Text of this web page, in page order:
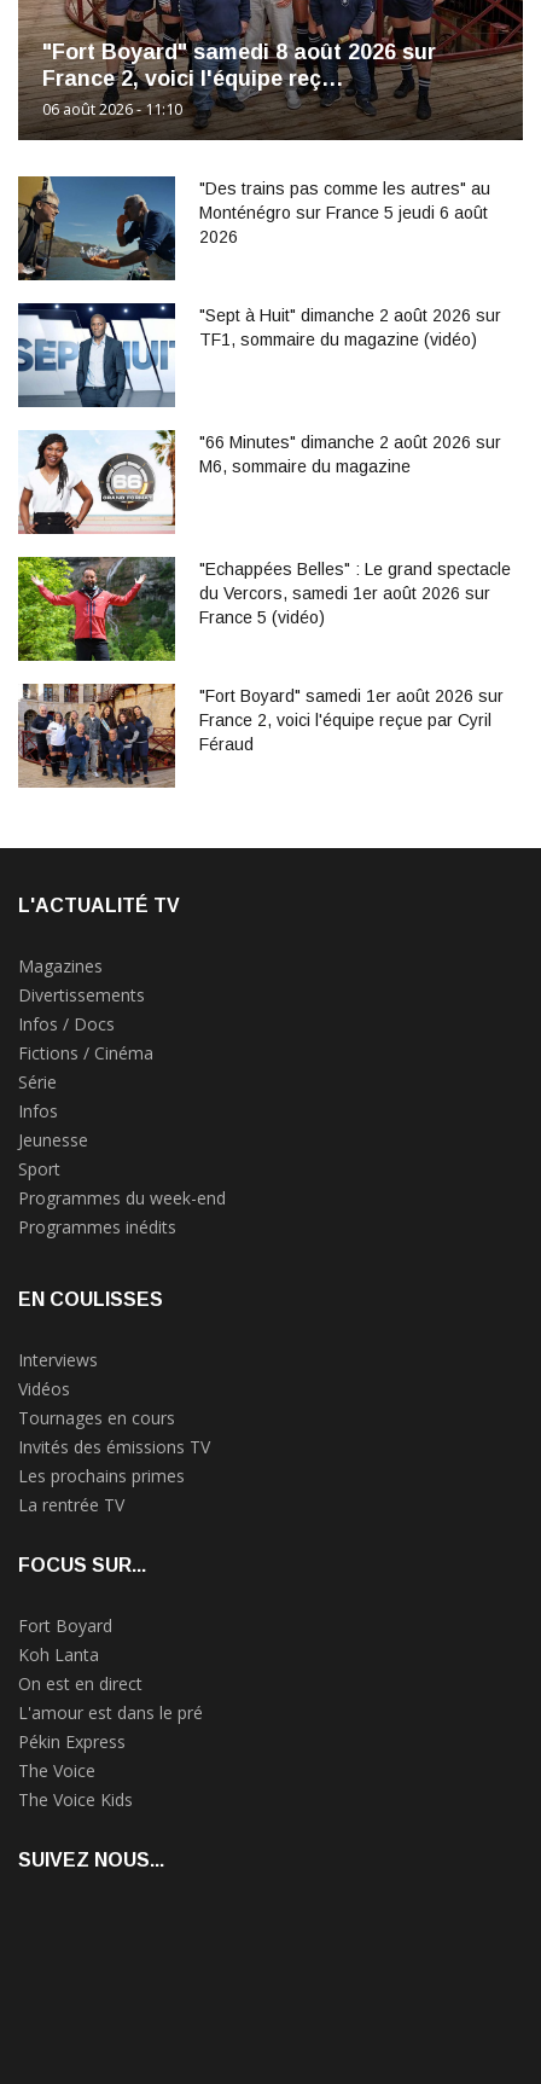
"Fort Boyard" samedi 8 août 2026 sur
France 2, voici l'équipe reç…
06 août 2026 - 11:10
"Des trains pas comme les autres" au
Monténégro sur France 5 jeudi 6 août
2026
"Sept à Huit" dimanche 2 août 2026 sur
TF1, sommaire du magazine (vidéo)
"66 Minutes" dimanche 2 août 2026 sur
M6, sommaire du magazine
"Echappées Belles" : Le grand spectacle
du Vercors, samedi 1er août 2026 sur
France 5 (vidéo)
"Fort Boyard" samedi 1er août 2026 sur
France 2, voici l'équipe reçue par Cyril
Féraud
L'ACTUALITÉ TV
Magazines
Divertissements
Infos / Docs
Fictions / Cinéma
Série
Infos
Jeunesse
Sport
Programmes du week-end
Programmes inédits
EN COULISSES
Interviews
Vidéos
Tournages en cours
Invités des émissions TV
Les prochains primes
La rentrée TV
FOCUS SUR...
Fort Boyard
Koh Lanta
On est en direct
L'amour est dans le pré
Pékin Express
The Voice
The Voice Kids
SUIVEZ NOUS...